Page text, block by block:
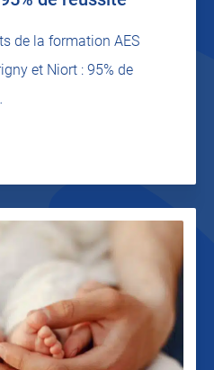
de la formation AES
et Niort : 95% de